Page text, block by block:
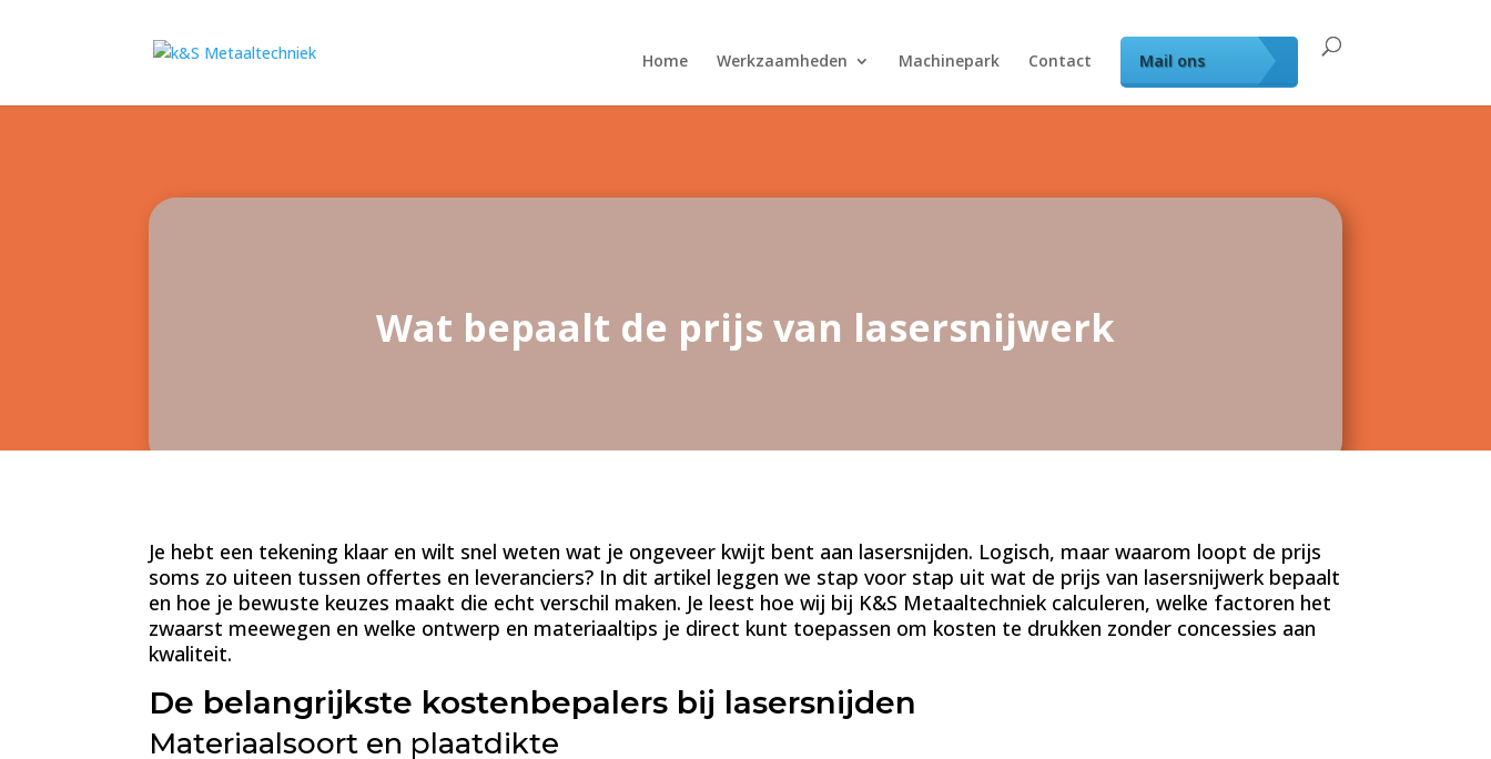
Home Werkzaamheden Machinepark Contact Mail ons
Wat bepaalt de prijs van lasersnijwerk
Je hebt een tekening klaar en wilt snel weten wat je ongeveer kwijt bent aan lasersnijden. Logisch, maar waarom loopt de prijs
soms zo uiteen tussen offertes en leveranciers? In dit artikel leggen we stap voor stap uit wat de prijs van lasersnijwerk bepaalt
en hoe je bewuste keuzes maakt die echt verschil maken. Je leest hoe wij bij K&S Metaaltechniek calculeren, welke factoren het
zwaarst meewegen en welke ontwerp en materiaaltips je direct kunt toepassen om kosten te drukken zonder concessies aan
kwaliteit.
De belangrijkste kostenbepalers bij lasersnijden
Materiaalsoort en plaatdikte